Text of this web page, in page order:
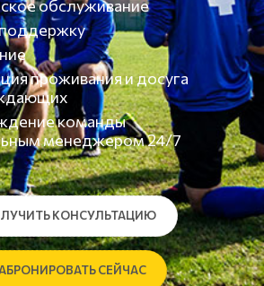
обслуживание
проживания и досуга
команды
менеджером 24/7
СЕЙЧАС
КОНСУЛЬТАЦИЮ